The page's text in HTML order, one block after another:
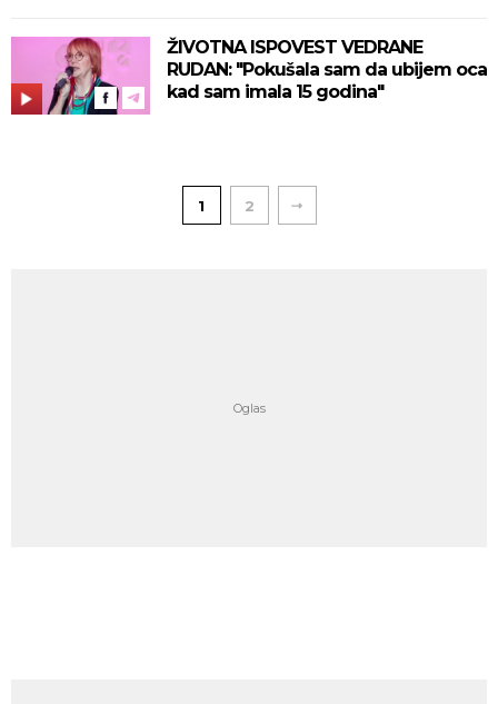
ŽIVOTNA ISPOVEST VEDRANE
RUDAN: "Pokušala sam da ubijem oca
kad sam imala 15 godina"
1 2